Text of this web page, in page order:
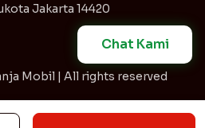
Chat Kami
Jakarta 14420
Mobil | All rights reserved
Privasi